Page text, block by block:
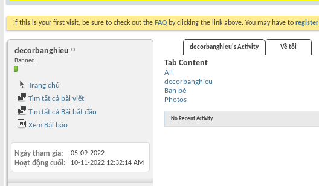
If this is your first visit, be sure to check out the FAQ by clicking the link above. You may have to register
decorbanghieu
Banned
Trang chủ
Tìm tất cả bài viết
Tìm tất cả Bài bắt đầu
Xem Bài báo
Ngày tham gia 05-09-2022
Hoạt động cuối 10-11-2022 12:32:14 AM
decorbanghieu's Activity Về tôi
Tab Content
All
decorbanghieu
Bạn bè
Photos
No Recent Activity